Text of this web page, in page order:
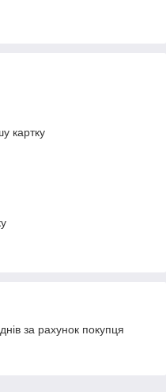
картку
за рахунок покупця